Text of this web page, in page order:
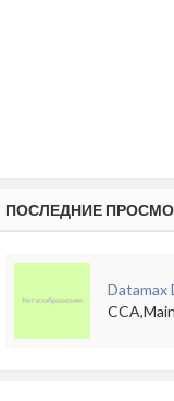
ПОСЛЕДНИЕ
Datamax